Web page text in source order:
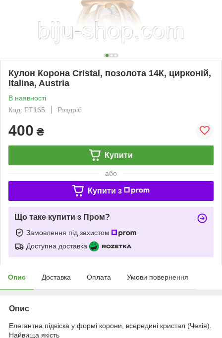
Кулон Корона Cristal, позолота 14К, цирконій,
Italina, Austria
В наявності
Код: PT165
Роздріб
400 ₴
Купити
або
Купити з
Що таке купити з Пром?
Замовлення під захистом
Доступна доставка
Опис Доставка Оплата Умови повернення
Опис
Елегантна підвіска у формі корони, всередині кристал (Чехія).
Найвища якість